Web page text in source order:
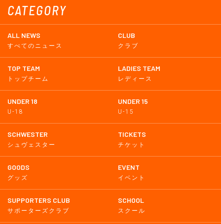
CATEGORY
ALL NEWS
すべてのニュース
CLUB
クラブ
TOP TEAM
トップチーム
LADIES TEAM
レディース
UNDER 18
U-18
UNDER 15
U-15
SCHWESTER
シュヴェスター
TICKETS
チケット
GOODS
グッズ
EVENT
イベント
SUPPORTERS CLUB
サポーターズクラブ
SCHOOL
スクール